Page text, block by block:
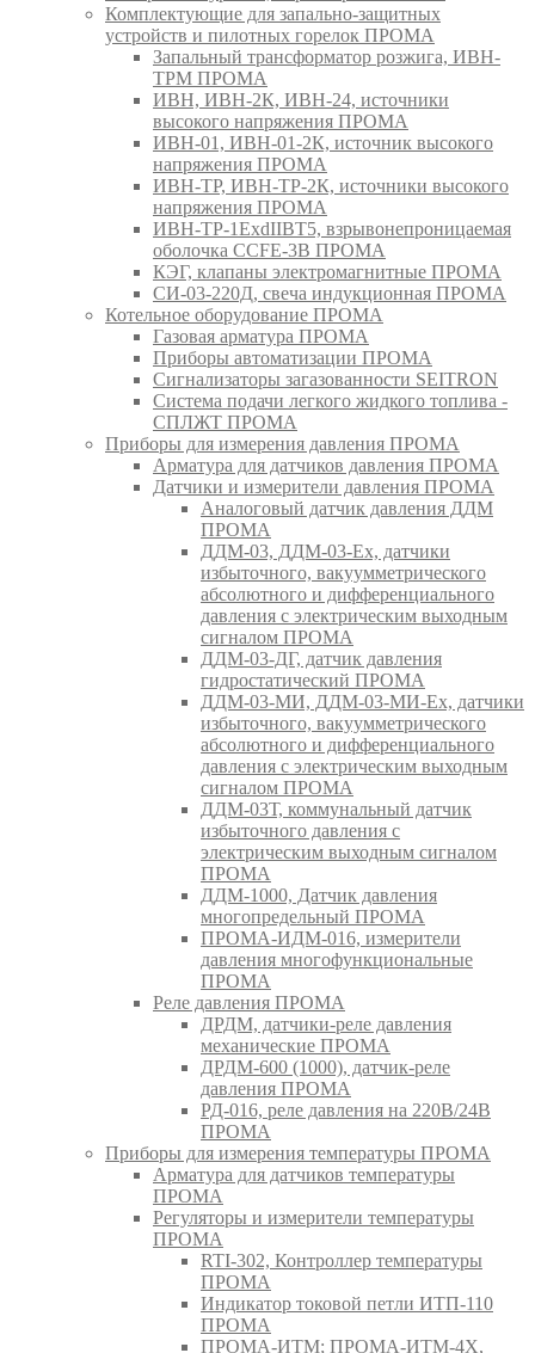
Комплектующие для запально-защитных
устройств и пилотных горелок ПРОМА
Запальный трансформатор розжига, ИВН-
ТРМ ПРОМА
ИВН, ИВН-2К, ИВН-24, источники
высокого напряжения ПРОМА
ИВН-01, ИВН-01-2К, источник высокого
напряжения ПРОМА
ИВН-ТР, ИВН-ТР-2К, источники высокого
напряжения ПРОМА
ИВН-ТР-1ExdIIBT5, взрывонепроницаемая
оболочка CCFE-3B ПРОМА
КЭГ, клапаны электромагнитные ПРОМА
СИ-03-220Д, свеча индукционная ПРОМА
Котельное оборудование ПРОМА
Газовая арматура ПРОМА
Приборы автоматизации ПРОМА
Сигнализаторы загазованности SEITRON
Система подачи легкого жидкого топлива -
СПЛЖТ ПРОМА
Приборы для измерения давления ПРОМА
Арматура для датчиков давления ПРОМА
Датчики и измерители давления ПРОМА
Аналоговый датчик давления ДДМ
ПРОМА
ДДМ-03, ДДМ-03-Ех, датчики
избыточного, вакуумметрического
абсолютного и дифференциального
давления с электрическим выходным
сигналом ПРОМА
ДДМ-03-ДГ, датчик давления
гидростатический ПРОМА
ДДМ-03-МИ, ДДМ-03-МИ-Ех, датчики
избыточного, вакуумметрического
абсолютного и дифференциального
давления с электрическим выходным
сигналом ПРОМА
ДДМ-03Т, коммунальный датчик
избыточного давления с
электрическим выходным сигналом
ПРОМА
ДДМ-1000, Датчик давления
многопредельный ПРОМА
ПРОМА-ИДМ-016, измерители
давления многофункциональные
ПРОМА
Реле давления ПРОМА
ДРДМ, датчики-реле давления
механические ПРОМА
ДРДМ-600 (1000), датчик-реле
давления ПРОМА
РД-016, реле давления на 220В/24В
ПРОМА
Приборы для измерения температуры ПРОМА
Арматура для датчиков температуры
ПРОМА
Регуляторы и измерители температуры
ПРОМА
RTI-302, Контроллер температуры
ПРОМА
Индикатор токовой петли ИТП-110
ПРОМА
ПРОМА-ИТМ; ПРОМА-ИТМ-4Х,